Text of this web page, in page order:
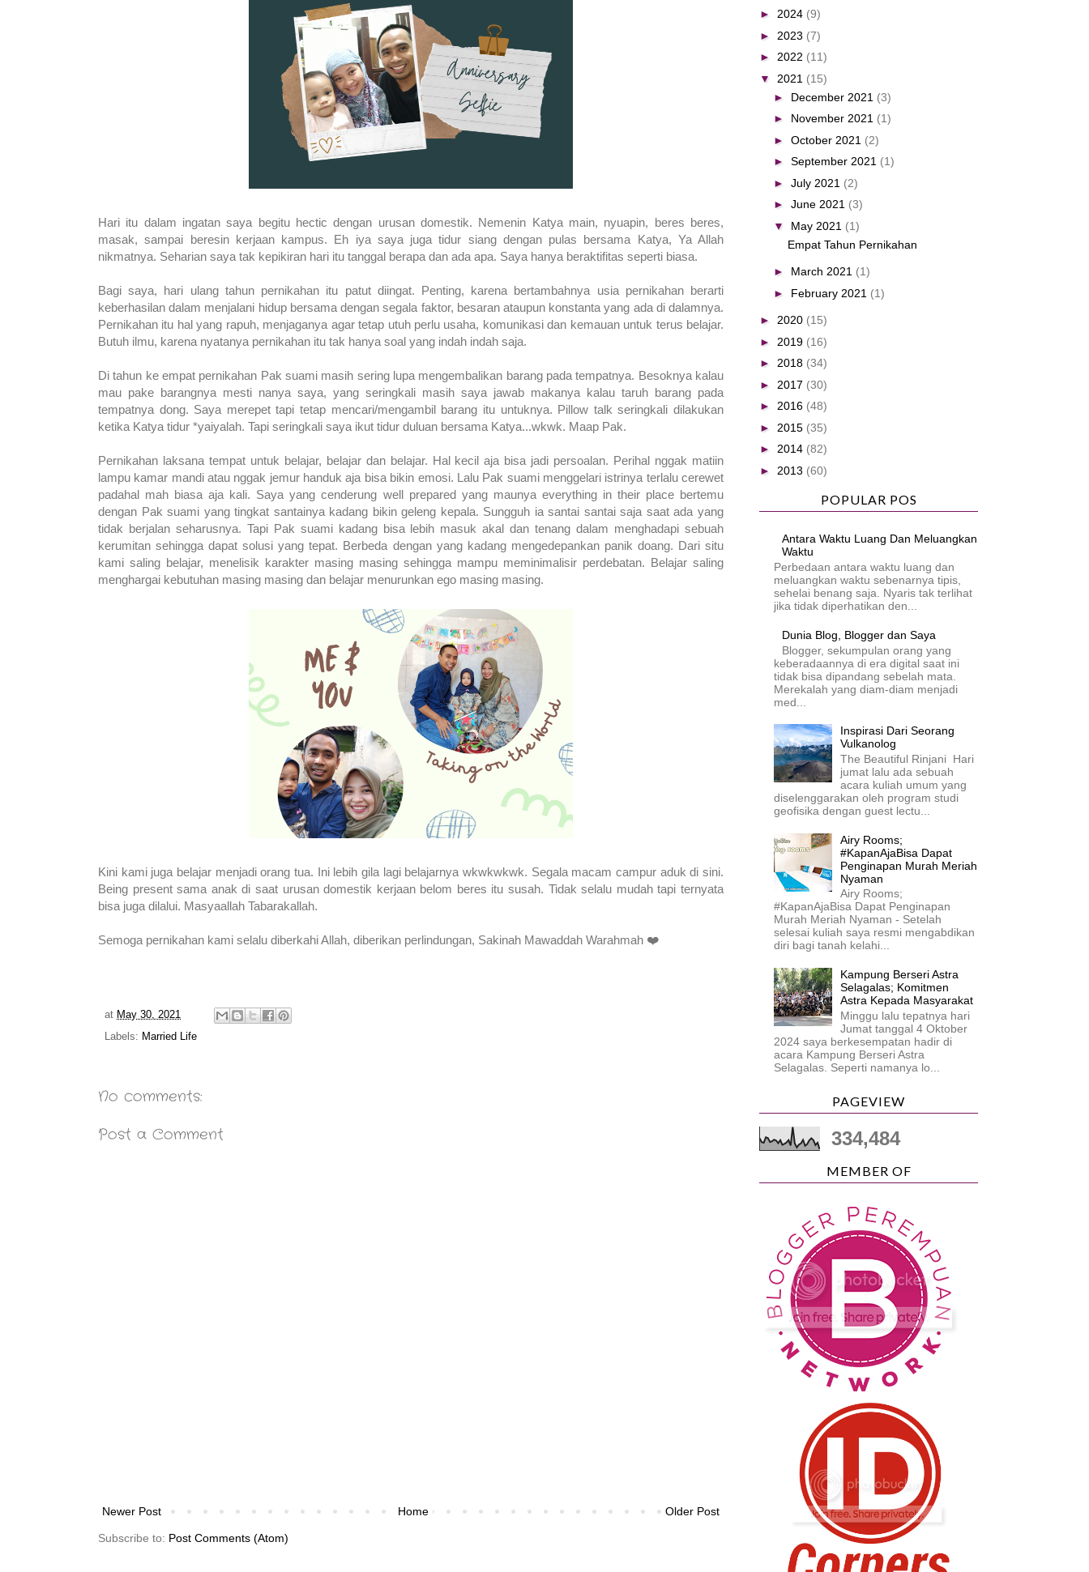
Hari itu dalam ingatan saya begitu hectic dengan urusan domestik. Nemenin Katya main, nyuapin, beres beres,
masak, sampai beresin kerjaan kampus. Eh iya saya juga tidur siang dengan pulas bersama Katya, Ya Allah
nikmatnya. Seharian saya tak kepikiran hari itu tanggal berapa dan ada apa. Saya hanya beraktifitas seperti biasa.
Bagi saya, hari ulang tahun pernikahan itu patut diingat. Penting, karena bertambahnya usia pernikahan berarti
keberhasilan dalam menjalani hidup bersama dengan segala faktor, besaran ataupun konstanta yang ada di dalamnya.
Pernikahan itu hal yang rapuh, menjaganya agar tetap utuh perlu usaha, komunikasi dan kemauan untuk terus belajar.
Butuh ilmu, karena nyatanya pernikahan itu tak hanya soal yang indah indah saja.
Di tahun ke empat pernikahan Pak suami masih sering lupa mengembalikan barang pada tempatnya. Besoknya kalau
mau pake barangnya mesti nanya saya, yang seringkali masih saya jawab makanya kalau taruh barang pada
tempatnya dong. Saya merepet tapi tetap mencari/mengambil barang itu untuknya. Pillow talk seringkali dilakukan
ketika Katya tidur *yaiyalah. Tapi seringkali saya ikut tidur duluan bersama Katya...wkwk. Maap Pak.
Pernikahan laksana tempat untuk belajar, belajar dan belajar. Hal kecil aja bisa jadi persoalan. Perihal nggak matiin
lampu kamar mandi atau nggak jemur handuk aja bisa bikin emosi. Lalu Pak suami menggelari istrinya terlalu cerewet
padahal mah biasa aja kali. Saya yang cenderung well prepared yang maunya everything in their place bertemu
dengan Pak suami yang tingkat santainya kadang bikin geleng kepala. Sungguh ia santai santai saja saat ada yang
tidak berjalan seharusnya. Tapi Pak suami kadang bisa lebih masuk akal dan tenang dalam menghadapi sebuah
kerumitan sehingga dapat solusi yang tepat. Berbeda dengan yang kadang mengedepankan panik doang. Dari situ
kami saling belajar, menelisik karakter masing masing sehingga mampu meminimalisir perdebatan. Belajar saling
menghargai kebutuhan masing masing dan belajar menurunkan ego masing masing.
Kini kami juga belajar menjadi orang tua. Ini lebih gila lagi belajarnya wkwkwkwk. Segala macam campur aduk di sini.
Being present sama anak di saat urusan domestik kerjaan belom beres itu susah. Tidak selalu mudah tapi ternyata
bisa juga dilalui. Masyaallah Tabarakallah.
Semoga pernikahan kami selalu diberkahi Allah, diberikan perlindungan, Sakinah Mawaddah Warahmah ❤️
at May 30, 2021
Labels: Married Life
No comments:
Post a Comment
Newer Post Older Post
Home
Subscribe to: Post Comments (Atom)
► 2024 (9)
► 2023 (7)
► 2022 (11)
▼ 2021 (15)
► December 2021 (3)
► November 2021 (1)
► October 2021 (2)
► September 2021 (1)
► July 2021 (2)
► June 2021 (3)
▼ May 2021 (1)
Empat Tahun Pernikahan
► March 2021 (1)
► February 2021 (1)
► 2020 (15)
► 2019 (16)
► 2018 (34)
► 2017 (30)
► 2016 (48)
► 2015 (35)
► 2014 (82)
► 2013 (60)
POPULAR POS
Antara Waktu Luang Dan Meluangkan
Waktu
Perbedaan antara waktu luang dan
meluangkan waktu sebenarnya tipis,
sehelai benang saja. Nyaris tak terlihat
jika tidak diperhatikan den...
Dunia Blog, Blogger dan Saya
Blogger, sekumpulan orang yang
keberadaannya di era digital saat ini
tidak bisa dipandang sebelah mata.
Merekalah yang diam-diam menjadi
med...
Inspirasi Dari Seorang
Vulkanolog
The Beautiful Rinjani Hari
jumat lalu ada sebuah
acara kuliah umum yang
diselenggarakan oleh program studi
geofisika dengan guest lectu...
Airy Rooms;
#KapanAjaBisa Dapat
Penginapan Murah Meriah
Nyaman
Airy Rooms;
#KapanAjaBisa Dapat Penginapan
Murah Meriah Nyaman - Setelah
selesai kuliah saya resmi mengabdikan
diri bagi tanah kelahi...
Kampung Berseri Astra
Selagalas; Komitmen
Astra Kepada Masyarakat
Minggu lalu tepatnya hari
Jumat tanggal 4 Oktober
2024 saya berkesempatan hadir di
acara Kampung Berseri Astra
Selagalas. Seperti namanya lo...
PAGEVIEW
334,484
MEMBER OF